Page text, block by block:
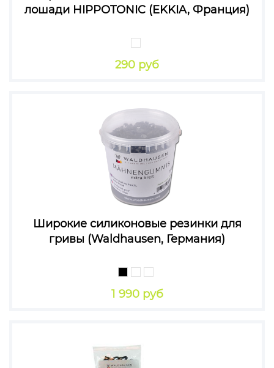
лошади HIPPOTONIC (EKKIA, Франция)
290 руб
Широкие силиконовые резинки для
гривы (Waldhausen, Германия)
1 990 руб